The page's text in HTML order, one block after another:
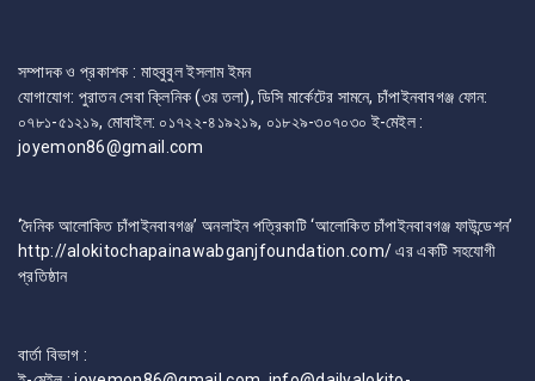
সম্পাদক ও প্রকাশক : মাহবুবুল ইসলাম ইমন
যোগাযোগ: পুরাতন সেবা ক্লিনিক (৩য় তলা), ডিসি মার্কেটের সামনে, চাঁপাইনবাবগঞ্জ ফোন:
০৭৮১-৫১২১৯, মোবাইল: ০১৭২২-৪১৯২১৯, ০১৮২৯-৩০৭০৩০ ই-মেইল :
joyemon86@gmail.com
‘দৈনিক আলোকিত চাঁপাইনবাবগঞ্জ’ অনলাইন পত্রিকাটি ‘আলোকিত চাঁপাইনবাবগঞ্জ ফাউন্ডেশন’
http://alokitochapainawabganjfoundation.com/ এর একটি সহযোগী
প্রতিষ্ঠান
বার্তা বিভাগ :